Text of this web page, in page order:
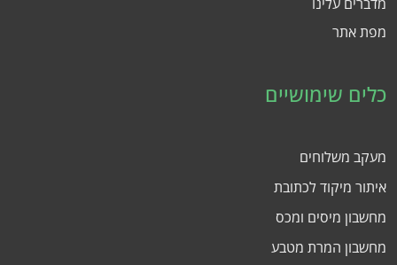
מפת אתר
כלים שימושיים
מעקב משלוחים
איתור מיקוד לכתובת
מחשבון מיסים ומכס
מחשבון המרת מטבע